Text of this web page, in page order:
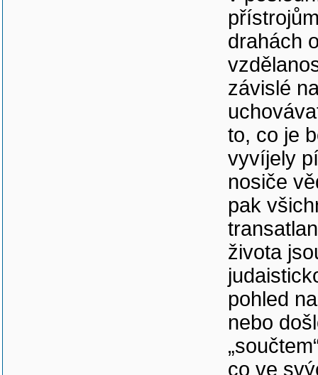
drahách
závislé
to, co je
vyvíjely
nosiče
pak
života
pohled
nebo
co ve